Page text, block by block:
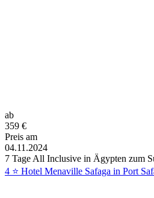
ab
359 €
Preis am
04.11.2024
7 Tage All Inclusive in Ägypten zum
4 ⭐ Hotel Menaville Safaga in Port